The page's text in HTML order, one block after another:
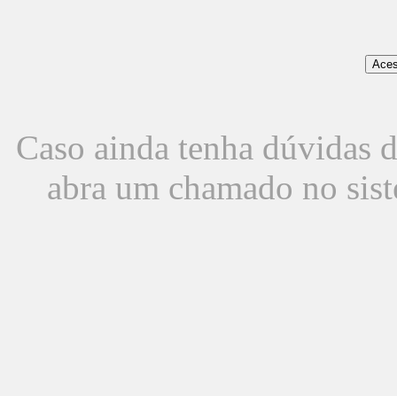
Caso ainda tenha dúvidas
abra um chamado no